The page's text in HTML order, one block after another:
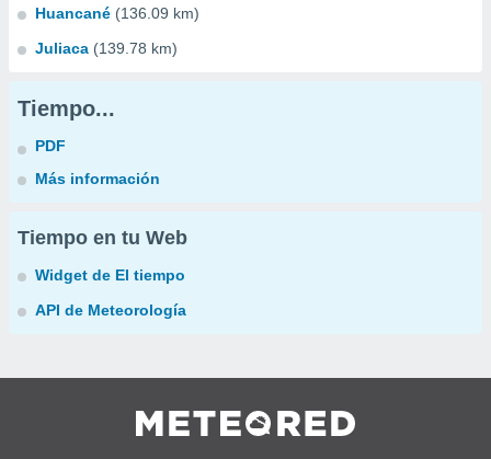
Huancané (136.09 km)
Juliaca (139.78 km)
Tiempo...
PDF
Más información
Tiempo en tu Web
Widget de El tiempo
API de Meteorología